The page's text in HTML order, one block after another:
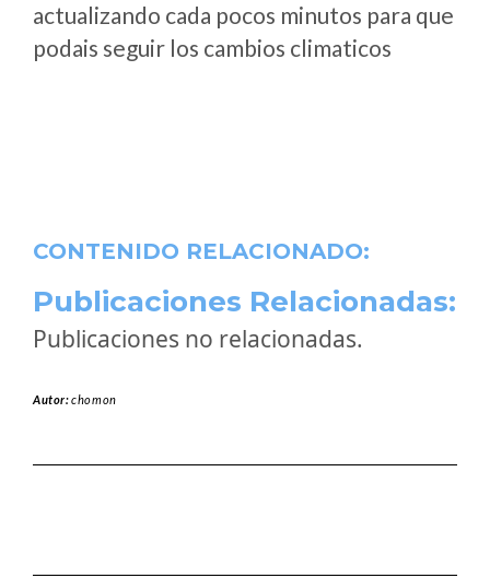
actualizando cada pocos minutos para que
podais seguir los cambios climaticos
CONTENIDO RELACIONADO:
Publicaciones Relacionadas:
Publicaciones no relacionadas.
Autor:chomon